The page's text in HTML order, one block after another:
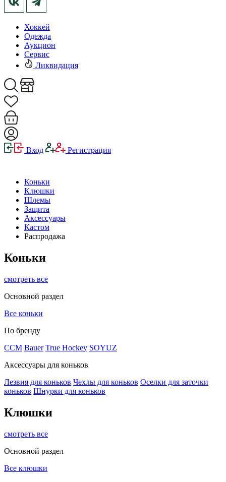
Хоккей
Одежда
Аукцион
Сервис
Ликвидация
Вход Регистрация
Коньки
Клюшки
Шлемы
Защита
Аксессуары
Кастом
Распродажа
Коньки
смотреть все
Основной раздел
Все коньки
По бренду
ССМ Bauer True Hockey SOYUZ
Аксессуары для коньков
Лезвия для коньков Чехлы для коньков Оселки для заточки
коньков Шнурки для коньков
Клюшки
смотреть все
Основной раздел
Все клюшки